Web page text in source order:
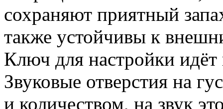
сохраняют приятный
также устойчивы к
Ключ для настройки идёт
Звуковые отверстия на
и количеством, на звук